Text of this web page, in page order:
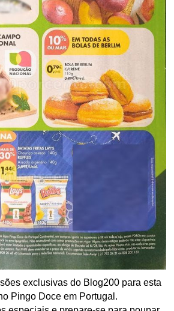
exclusivas do Blog200 para esta
Pingo Doce em Portugal.